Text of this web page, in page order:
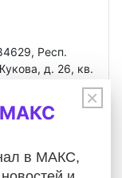
Респ.
д. 26, кв.
службой по
×
МАКС
в МАКС,